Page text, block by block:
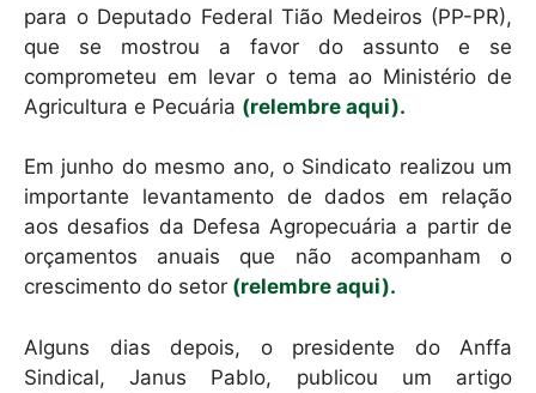
para o Deputado Federal Tião Medeiros (PP-PR),
que se mostrou a favor do assunto e se
comprometeu em levar o tema ao Ministério de
Agricultura e Pecuária (relembre aqui).
Em junho do mesmo ano, o Sindicato realizou um
importante levantamento de dados em relação
aos desafios da Defesa Agropecuária a partir de
orçamentos anuais que não acompanham o
crescimento do setor (relembre aqui).
Alguns dias depois, o presidente do Anffa
Sindical, Janus Pablo, publicou um artigo